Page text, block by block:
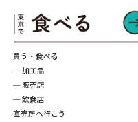
買う・食べる
─ 加工品
─ 販売店
─ 飲食店
直売所へ行こう